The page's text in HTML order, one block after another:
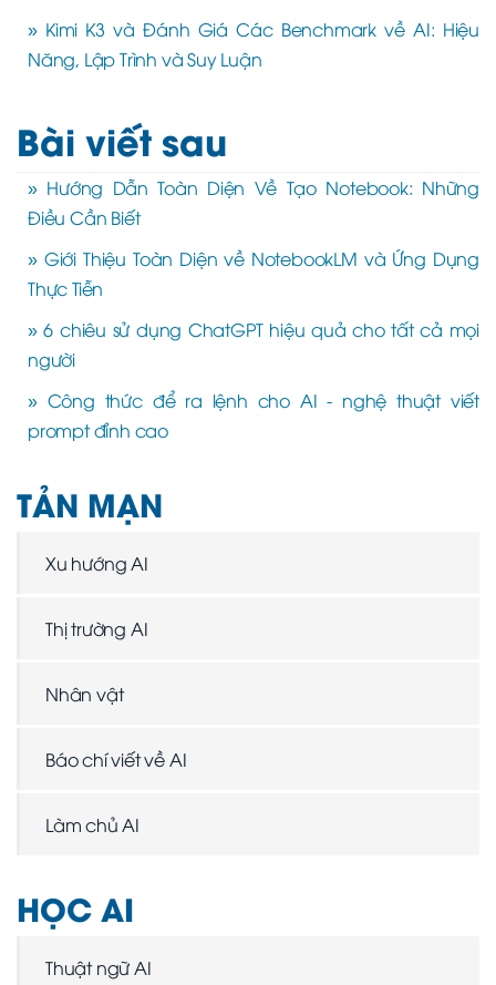
» Kimi K3 và Đánh Giá Các Benchmark về AI: Hiệu
Năng, Lập Trình và Suy Luận
Bài viết sau
» Hướng Dẫn Toàn Diện Về Tạo Notebook: Những
Điều Cần Biết
» Giới Thiệu Toàn Diện về NotebookLM và Ứng Dụng
Thực Tiễn
» 6 chiêu sử dụng ChatGPT hiệu quả cho tất cả mọi
người
» Công thức để ra lệnh cho AI - nghệ thuật viết
prompt đỉnh cao
TẢN MẠN
Xu hướng AI
Thị trường AI
Nhân vật
Báo chí viết về AI
Làm chủ AI
HỌC AI
Thuật ngữ AI